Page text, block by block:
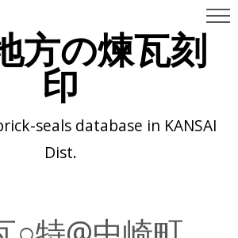
方の煉瓦刻
印
seals database in KANSAI
Dist.